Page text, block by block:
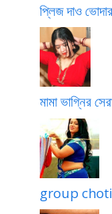
প্লিজ দাও
মামা ভাগ্নির
group choti